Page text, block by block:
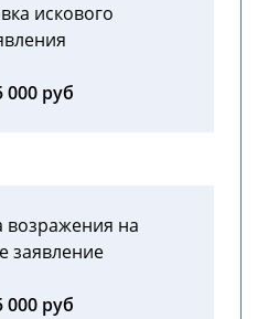
искового
000 руб
возражения на
заявление
000 руб